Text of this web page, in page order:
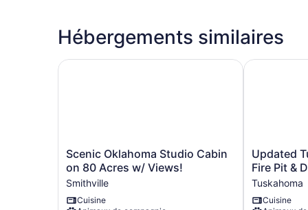
Hébergements similaires
Scenic
Oklahoma
Studio
Cabin
on
Scenic Oklahoma Studio Cabin
on 80 Acres w/ Views!
Smithville
Cuisine
Scenic Oklahoma Studio Cabin on 80 Acres w/
Updated
Tuskahoma
Cabin
w/
Fire
Updated
Fire Pit &
Tuskahoma
Cuisine
Updated